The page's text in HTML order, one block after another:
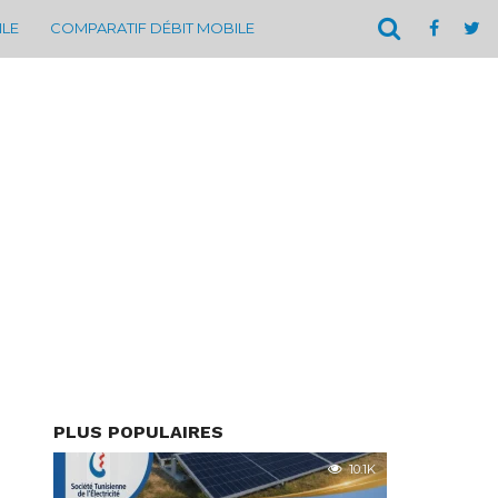
COMPARATIF DÉBIT MOBILE
PLUS POPULAIRES
10.1K